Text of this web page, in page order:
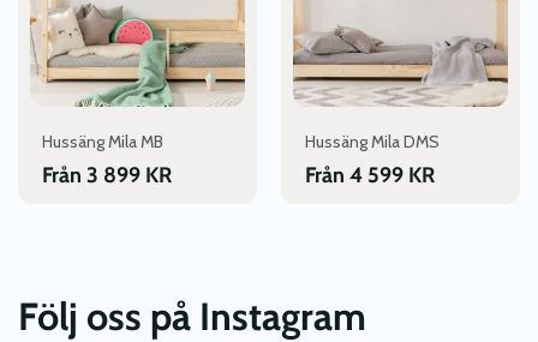
Hussäng Mila MB
Från 3 899 KR
De
olika
alternativen
kan
produktsidan
Hussäng Mila DMS
Från 4 599 KR
olika
alternativen
kan
produktsidan
Följ oss på Instagram